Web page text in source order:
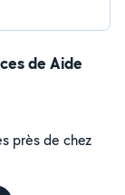
de Aide
près de chez